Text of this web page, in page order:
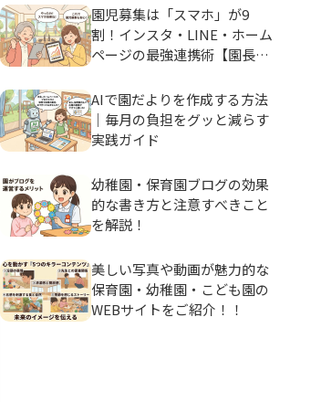
園児募集は「スマホ」が9
割！インスタ・LINE・ホーム
ページの最強連携術【園長先
AIで園だよりを作成する方法
｜毎月の負担をグッと減らす
実践ガイド
幼稚園・保育園ブログの効果
的な書き方と注意すべきこと
を解説！
美しい写真や動画が魅力的な
保育園・幼稚園・こども園の
WEBサイトをご紹介！！